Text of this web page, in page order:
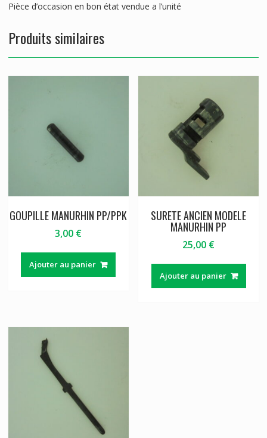
Pièce d’occasion en bon état vendue a l’unité
Produits similaires
GOUPILLE MANURHIN PP/PPK
3,00 €
Ajouter au panier
SURETE ANCIEN MODELE
MANURHIN PP
25,00 €
Ajouter au panier